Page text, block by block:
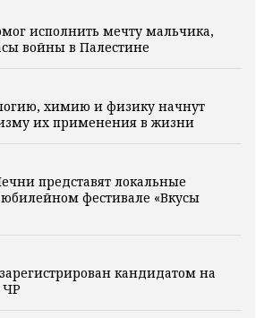
исполнить мечту мальчика,
войны в Палестине
химию и физику начнут
их применения в жизни
представят локальные
фестивале «Вкусы
кандидатом на
ЧР